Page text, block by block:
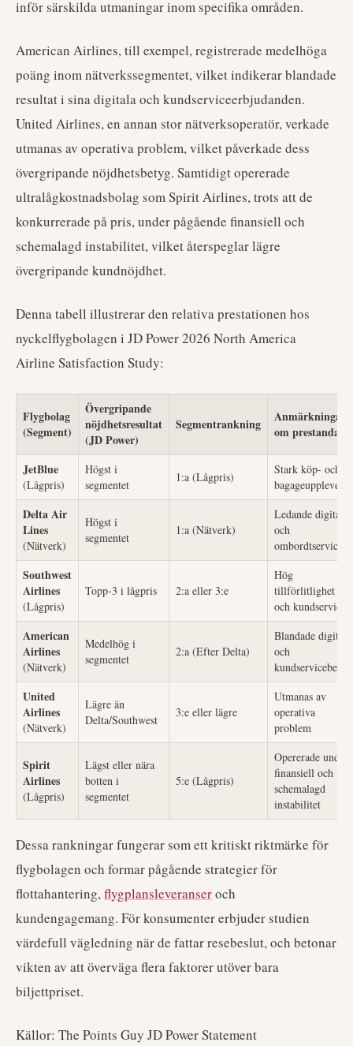
inför särskilda utmaningar inom specifika områden.
American Airlines, till exempel, registrerade medelhöga
poäng inom nätverkssegmentet, vilket indikerar blandade
resultat i sina digitala och kundserviceerbjudanden.
United Airlines, en annan stor nätverksoperatör, verkade
utmanas av operativa problem, vilket påverkade dess
övergripande nöjdhetsbetyg. Samtidigt opererade
ultralågkostnadsbolag som Spirit Airlines, trots att de
konkurrerade på pris, under pågående finansiell och
schemalagd instabilitet, vilket återspeglar lägre
övergripande kundnöjdhet.
Denna tabell illustrerar den relativa prestationen hos
nyckelflygbolagen i JD Power 2026 North America
Airline Satisfaction Study:
Flygbolag
(Segment)
Övergripande
nöjdhetsresultat
(JD Power)
Segmentrankning
Anmärkningar
om prestanda
JetBlue
(Lågpris)
Högst i
segmentet
1:a (Lågpris)
Stark köp- och
bagageupplevelse
Delta Air
Lines
(Nätverk)
Högst i
segmentet
1:a (Nätverk)
Ledande digital
och
ombordtservice
Southwest
Airlines
(Lågpris)
Topp-3 i lågpris 2:a eller 3:e
Hög
tillförlitlighet
och kundservice
American
Airlines
(Nätverk)
Medelhög i
segmentet
2:a (Efter Delta)
Blandade digitala
och
kundservicebetyg
United
Airlines
(Nätverk)
Lägre än
Delta/Southwest
3:e eller lägre
Utmanas av
operativa
problem
Spirit
Airlines
(Lågpris)
Lägst eller nära
botten i
segmentet
5:e (Lågpris)
Opererade under
finansiell och
schemalagd
instabilitet
Dessa rankningar fungerar som ett kritiskt riktmärke för
flygbolagen och formar pågående strategier för
flottahantering,flygplansleveranseroch
kundengagemang. För konsumenter erbjuder studien
värdefull vägledning när de fattar resebeslut, och betonar
vikten av att överväga flera faktorer utöver bara
biljettpriset.
Källor: The Points Guy JD Power Statement